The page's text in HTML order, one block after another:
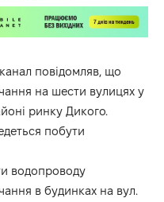
повідомляв, що
на шести вулицях у
ринку Дикого.
побути
водопроводу
в будинках на вул.